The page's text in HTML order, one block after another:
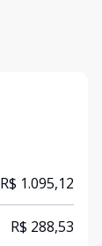
R$ 1.095,12
R$ 288,53